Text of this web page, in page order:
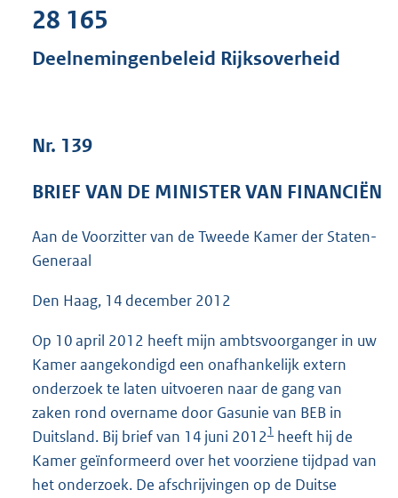
d
s
e
6
28 165
Deelnemingenbeleid Rijksoverheid
Nr. 139
BRIEF VAN DE MINISTER VAN FINANCIËN
Aan de Voorzitter van de Tweede Kamer der Staten-
Generaal
Den Haag, 14 december 2012
Op 10 april 2012 heeft mijn ambtsvoorganger in uw
Kamer aangekondigd een onafhankelijk extern
onderzoek te laten uitvoeren naar de gang van
zaken rond overname door Gasunie van BEB in
Duitsland. Bij brief van 14 juni 20121 heeft hij de
Kamer geïnformeerd over het voorziene tijdpad van
het onderzoek. De afschrijvingen op de Duitse